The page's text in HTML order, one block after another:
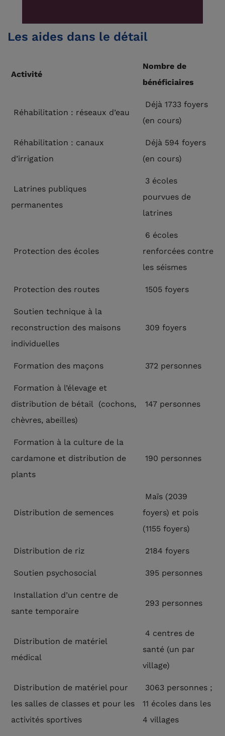
Les aides dans le détail
Activité
Nombre de
bénéficiaires
Réhabilitation : réseaux d’eau
Déjà 1733 foyers
(en cours)
Réhabilitation : canaux
d’irrigation
Déjà 594 foyers
(en cours)
Latrines publiques
permanentes
3 écoles
pourvues de
latrines
Protection des écoles
6 écoles
renforcées contre
les séismes
Protection des routes 1505 foyers
Soutien technique à la
reconstruction des maisons
individuelles
309 foyers
Formation des maçons 372 personnes
Formation à l’élevage et
distribution de bétail (cochons,
chèvres, abeilles)
147 personnes
Formation à la culture de la
cardamone et distribution de
plants
190 personnes
Distribution de semences
Maïs (2039
foyers) et pois
(1155 foyers)
Distribution de riz 2184 foyers
Soutien psychosocial 395 personnes
Installation d’un centre de
sante temporaire
293 personnes
Distribution de matériel
médical
4 centres de
santé (un par
village)
Distribution de matériel pour
les salles de classes et pour les
activités sportives
3063 personnes ;
11 écoles dans les
4 villages